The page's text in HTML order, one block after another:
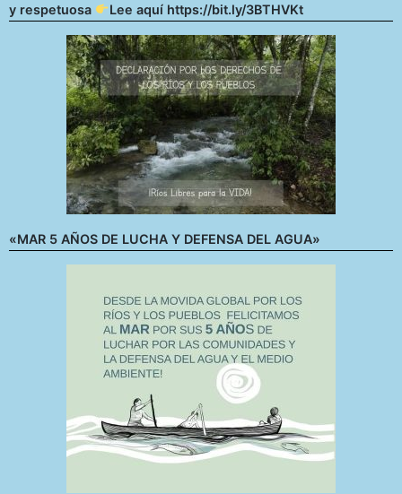
y respetuosa
Lee aquí https://bit.ly/3BTHVKt
«MAR 5 AÑOS DE LUCHA Y DEFENSA DEL AGUA»